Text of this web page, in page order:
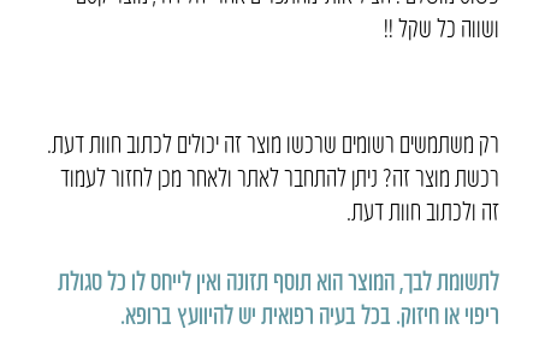
ושווה כל שקל !!
רק משתמשים רשומים שרכשו מוצר זה יכולים לכתוב חוות דעת.
רכשת מוצר זה? ניתן להתחבר לאתר ולאחר מכן לחזור לעמוד
זה ולכתוב חוות דעת.
לתשומת לבך, המוצר הוא תוסף תזונה ואין לייחס לו כל סגולת
ריפוי או חיזוק. בכל בעיה רפואית יש להיוועץ ברופא.